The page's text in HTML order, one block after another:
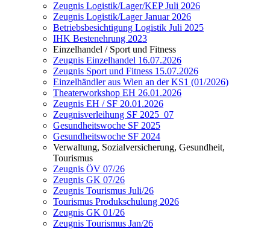
Zeugnis Logistik/Lager/KEP Juli 2026
Zeugnis Logistik/Lager Januar 2026
Betriebsbesichtigung Logistik Juli 2025
IHK Bestenehrung 2023
Einzelhandel / Sport und Fitness
Zeugnis Einzelhandel 16.07.2026
Zeugnis Sport und Fitness 15.07.2026
Einzelhändler aus Wien an der KS1 (01/2026)
Theaterworkshop EH 26.01.2026
Zeugnis EH / SF 20.01.2026
Zeugnisverleihung SF 2025_07
Gesundheitswoche SF 2025
Gesundheitswoche SF 2024
Verwaltung, Sozialversicherung, Gesundheit,
Tourismus
Zeugnis ÖV 07/26
Zeugnis GK 07/26
Zeugnis Tourismus Juli/26
Tourismus Produkschulung 2026
Zeugnis GK 01/26
Zeugnis Tourismus Jan/26